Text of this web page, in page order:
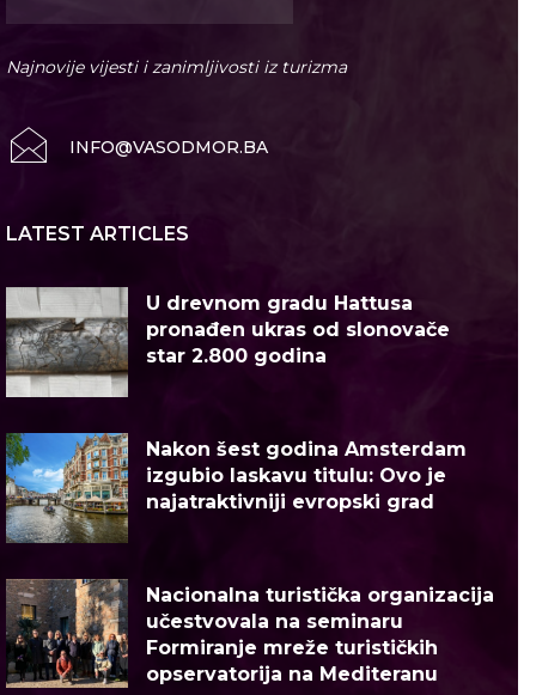
Najnovije vijesti i zanimljivosti iz turizma
INFO@VASODMOR.BA
LATEST ARTICLES
U drevnom gradu Hattusa
pronađen ukras od slonovače
star 2.800 godina
Nakon šest godina Amsterdam
izgubio laskavu titulu: Ovo je
najatraktivniji evropski grad
Nacionalna turistička organizacija
učestvovala na seminaru
Formiranje mreže turističkih
opservatorija na Mediteranu